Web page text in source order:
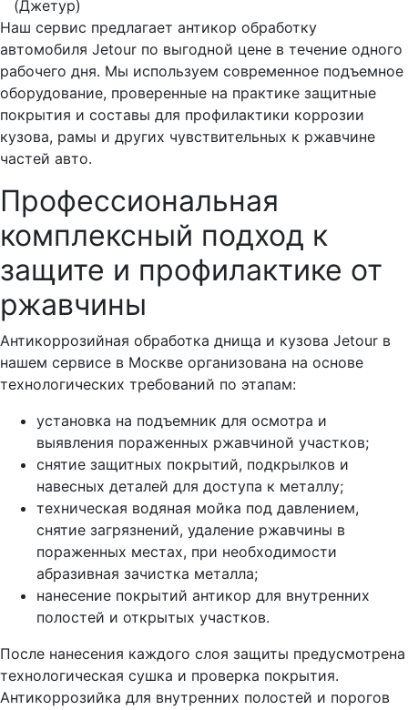
(Джетур)
Наш сервис предлагает антикор обработку
автомобиля Jetour по выгодной цене в течение одного
рабочего дня. Мы используем современное подъемное
оборудование, проверенные на практике защитные
покрытия и составы для профилактики коррозии
кузова, рамы и других чувствительных к ржавчине
частей авто.
Профессиональная
комплексный подход к
защите и профилактике от
ржавчины
Антикоррозийная обработка днища и кузова Jetour в
нашем сервисе в Москве организована на основе
технологических требований по этапам:
установка на подъемник для осмотра и
выявления пораженных ржавчиной участков;
снятие защитных покрытий, подкрылков и
навесных деталей для доступа к металлу;
техническая водяная мойка под давлением,
снятие загрязнений, удаление ржавчины в
пораженных местах, при необходимости
абразивная зачистка металла;
нанесение покрытий антикор для внутренних
полостей и открытых участков.
После нанесения каждого слоя защиты предусмотрена
технологическая сушка и проверка покрытия.
Антикоррозийка для внутренних полостей и порогов